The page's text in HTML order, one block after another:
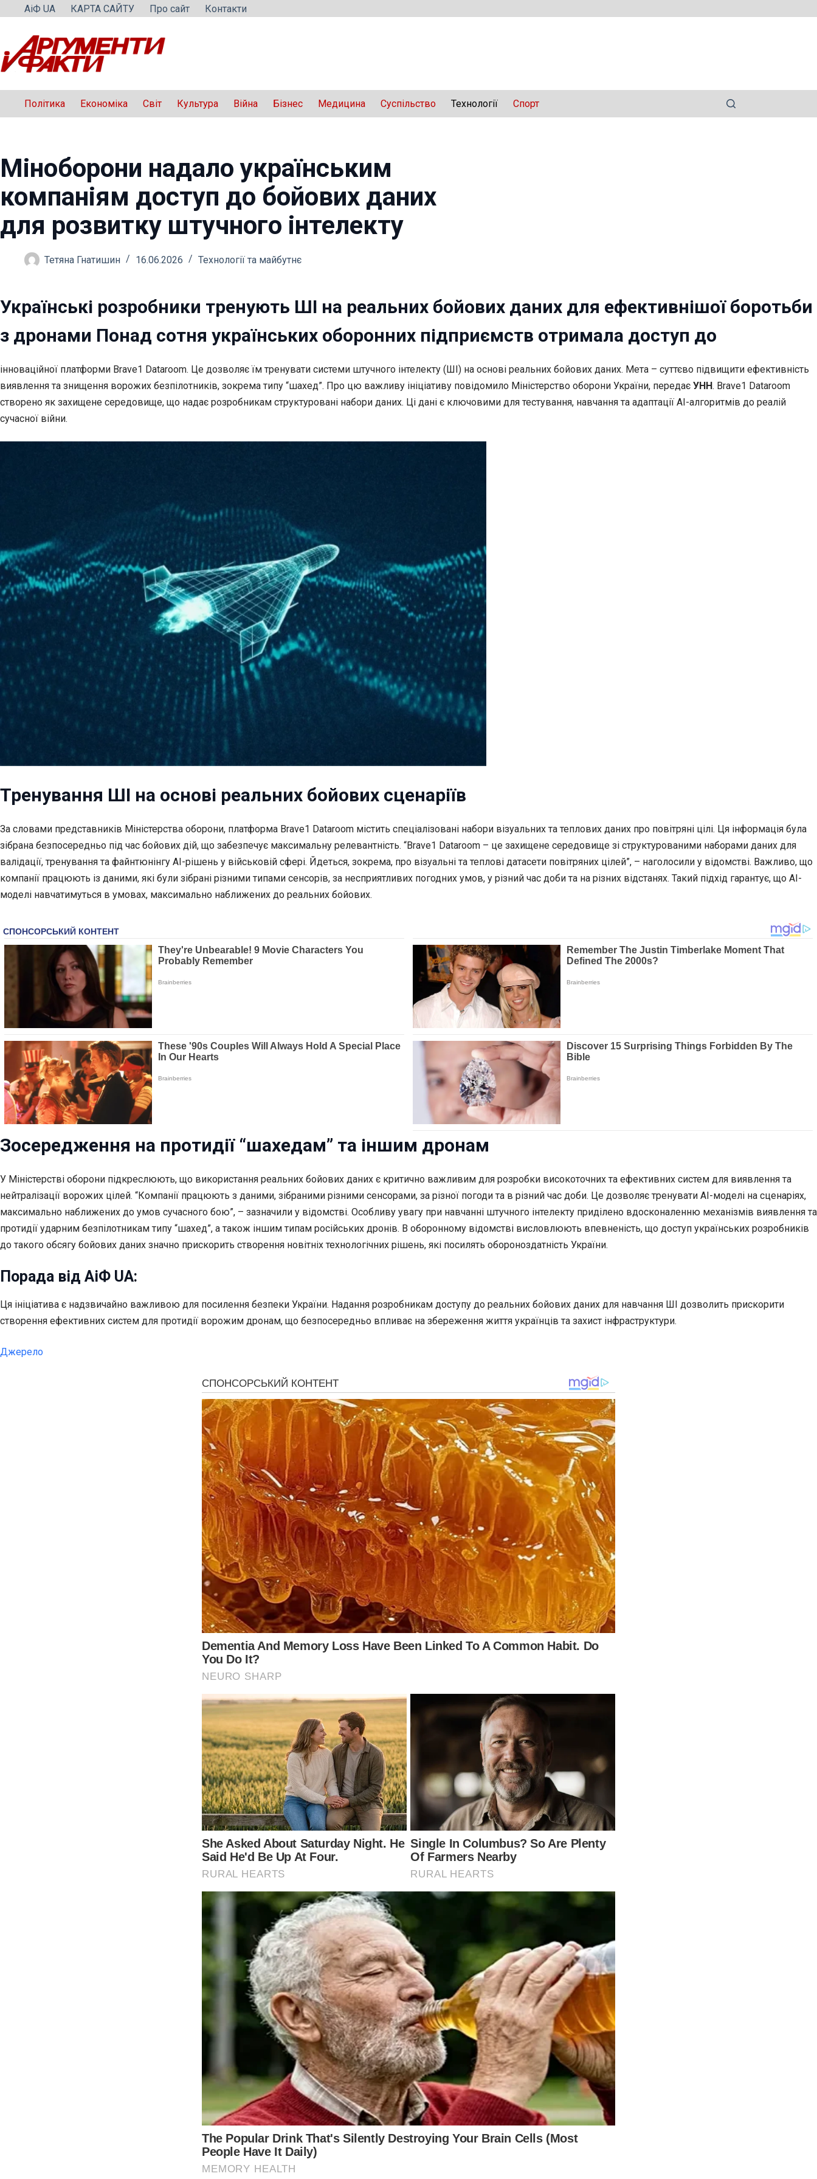
Перейти
вмісту
АіФ UA КАРТА САЙТУ Про сайт Контакти
Політика Економіка Світ Культура Війна Бізнес Медицина Суспільство Технології Спорт
Міноборони надало українським
компаніям доступ до бойових даних
для розвитку штучного інтелекту
Тетяна Гнатишин 16.06.2026 Технології та майбутнє
Українські розробники тренують ШІ на реальних бойових даних для ефективнішої боротьби
з дронами Понад сотня українських оборонних підприємств отримала доступ до
інноваційної платформи Brave1 Dataroom. Це дозволяє їм тренувати системи штучного інтелекту (ШІ) на основі реальних бойових даних. Мета – суттєво підвищити ефективність
виявлення та знищення ворожих безпілотників, зокрема типу “шахед”. Про цю важливу ініціативу повідомило Міністерство оборони України, передає УНН. Brave1 Dataroom
створено як захищене середовище, що надає розробникам структуровані набори даних. Ці дані є ключовими для тестування, навчання та адаптації AI-алгоритмів до реалій
сучасної війни.
Тренування ШІ на основі реальних бойових сценаріїв
За словами представників Міністерства оборони, платформа Brave1 Dataroom містить спеціалізовані набори візуальних та теплових даних про повітряні цілі. Ця інформація була
зібрана безпосередньо під час бойових дій, що забезпечує максимальну релевантність. “Brave1 Dataroom – це захищене середовище зі структурованими наборами даних для
валідації, тренування та файнтюнінгу AI-рішень у військовій сфері. Йдеться, зокрема, про візуальні та теплові датасети повітряних цілей”, – наголосили у відомстві. Важливо, що
компанії працюють із даними, які були зібрані різними типами сенсорів, за несприятливих погодних умов, у різний час доби та на різних відстанях. Такий підхід гарантує, що AI-
моделі навчатимуться в умовах, максимально наближених до реальних бойових.
Зосередження на протидії “шахедам” та іншим дронам
У Міністерстві оборони підкреслюють, що використання реальних бойових даних є критично важливим для розробки високоточних та ефективних систем для виявлення та
нейтралізації ворожих цілей. “Компанії працюють з даними, зібраними різними сенсорами, за різної погоди та в різний час доби. Це дозволяє тренувати AI-моделі на сценаріях,
максимально наближених до умов сучасного бою”, – зазначили у відомстві. Особливу увагу при навчанні штучного інтелекту приділено вдосконаленню механізмів виявлення та
протидії ударним безпілотникам типу “шахед”, а також іншим типам російських дронів. В оборонному відомстві висловлюють впевненість, що доступ українських розробників
до такого обсягу бойових даних значно прискорить створення новітніх технологічних рішень, які посилять обороноздатність України.
Порада від АіФ UA:
Ця ініціатива є надзвичайно важливою для посилення безпеки України. Надання розробникам доступу до реальних бойових даних для навчання ШІ дозволить прискорити
створення ефективних систем для протидії ворожим дронам, що безпосередньо впливає на збереження життя українців та захист інфраструктури.
Джерело